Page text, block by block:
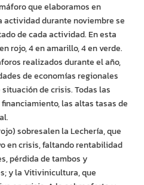
que elaboramos en
actividad durante noviembre se
de cada actividad. En esta
rojo, 4 en amarillo, 4 en verde.
realizados durante el año,
de economías regionales
de crisis. Todas las
las altas tasas de
sobresalen la Lechería, que
en crisis, faltando rentabilidad
pérdida de tambos y
y la Vitivinicultura, que